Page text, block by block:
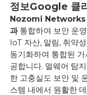
정보Google 클
Nozomi Networks
과통합하여 보안 운
IoT 자산, 알림, 취약
동기화하여 통합된
공합니다. 멀웨어 탐
한 고충실도 보안 및
스템 내에서 원활한